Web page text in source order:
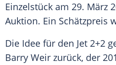
Einzelstück am 29. März
Auktion. Ein Schätzpreis
Die Idee für den Jet 2+2
Barry Weir zurück, der